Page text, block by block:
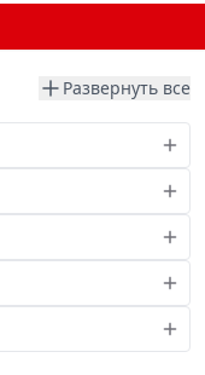
Развернуть все